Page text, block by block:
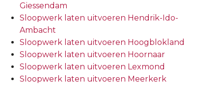
Giessendam
Sloopwerk laten uitvoeren Hendrik-Ido-
Ambacht
Sloopwerk laten uitvoeren Hoogblokland
Sloopwerk laten uitvoeren Hoornaar
Sloopwerk laten uitvoeren Lexmond
Sloopwerk laten uitvoeren Meerkerk